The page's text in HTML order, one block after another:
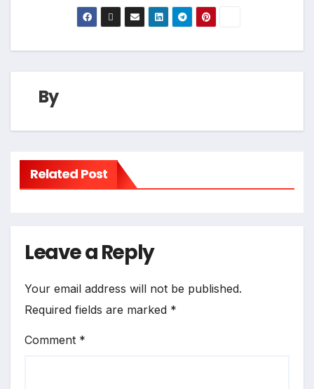
By
Related Post
Leave a Reply
Your email address will not be published.
Required fields are marked *
Comment *